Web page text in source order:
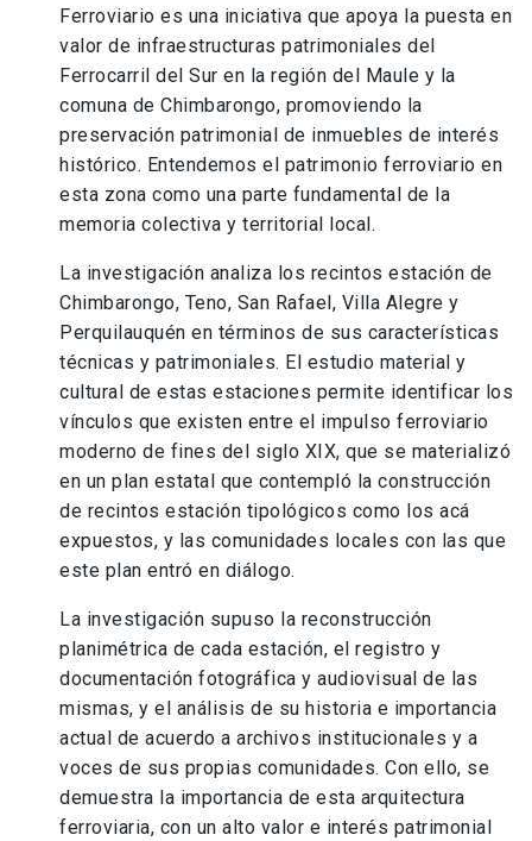
Ferroviario es una iniciativa que apoya la puesta en
valor de infraestructuras patrimoniales del
Ferrocarril del Sur en la región del Maule y la
comuna de Chimbarongo, promoviendo la
preservación patrimonial de inmuebles de interés
histórico. Entendemos el patrimonio ferroviario en
esta zona como una parte fundamental de la
memoria colectiva y territorial local.
La investigación analiza los recintos estación de
Chimbarongo, Teno, San Rafael, Villa Alegre y
Perquilauquén en términos de sus características
técnicas y patrimoniales. El estudio material y
cultural de estas estaciones permite identificar los
vínculos que existen entre el impulso ferroviario
moderno de fines del siglo XIX, que se materializó
en un plan estatal que contempló la construcción
de recintos estación tipológicos como los acá
expuestos, y las comunidades locales con las que
este plan entró en diálogo.
La investigación supuso la reconstrucción
planimétrica de cada estación, el registro y
documentación fotográfica y audiovisual de las
mismas, y el análisis de su historia e importancia
actual de acuerdo a archivos institucionales y a
voces de sus propias comunidades. Con ello, se
demuestra la importancia de esta arquitectura
ferroviaria, con un alto valor e interés patrimonial